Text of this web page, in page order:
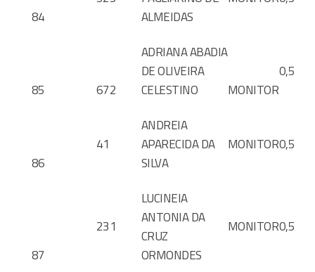
84
ALMEIDAS
85 672
ADRIANA ABADIA
DE OLIVEIRA
CELESTINO
MONITOR
0,5
86
41
ANDREIA
APARECIDA DA
SILVA
MONITOR0,5
87
231
LUCINEIA
ANTONIA DA
CRUZ
ORMONDES
MONITOR0,5